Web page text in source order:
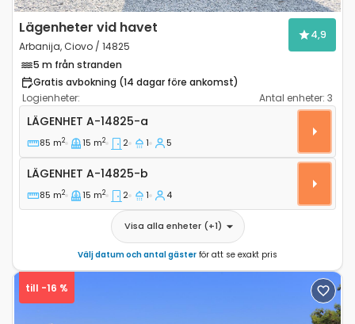
Lägenheter vid havet
Arbanija, Ciovo / 14825
4,9
5 m från stranden
Gratis avbokning (14 dagar före ankomst)
Logienheter:
Antal enheter: 3
Tvårumslägenhet Arbanija, Ciovo A-14825-a
LÄGENHET A-14825-a
85 m2 15 m2 2 1 5
Lägenhet A-14825-b
LÄGENHET A-14825-b
85 m2 15 m2 2 1 4
Visa alla enheter(+1)
Välj datum och antal gäster för att se exakt pris
till -16 %